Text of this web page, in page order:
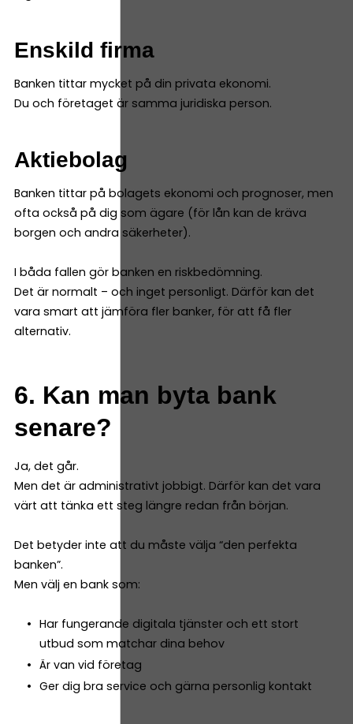
Enskild firma
Banken tittar mycket på din privata ekonomi.
Du och företaget är samma juridiska person.
Aktiebolag
Banken tittar på bolagets ekonomi och prognoser, men
ofta också på dig som ägare (för lån kan de kräva
borgen och andra säkerheter).
I båda fallen gör banken en riskbedömning.
Det är normalt – och inget personligt. Därför kan det
vara smart att jämföra fler banker, för att få fler
alternativ.
6. Kan man byta bank
senare?
Ja, det går.
Men det är administrativt jobbigt. Därför kan det vara
värt att tänka ett steg längre redan från början.
Det betyder inte att du måste välja “den perfekta
banken”.
Men välj en bank som:
Har fungerande digitala tjänster och ett stort
utbud som matchar dina behov
Är van vid företag
Ger dig bra service och gärna personlig kontakt